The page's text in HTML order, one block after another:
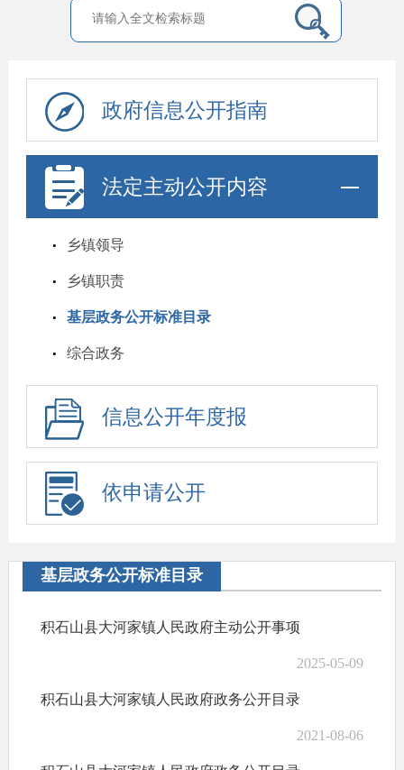
政府信息公开指南
法定主动公开内容
乡镇领导
乡镇职责
基层政务公开标准目录
综合政务
信息公开年度报
依申请公开
基层政务公开标准目录
积石山县大河家镇人民政府主动公开事项
2025-05-09
积石山县大河家镇人民政府政务公开目录
2021-08-06